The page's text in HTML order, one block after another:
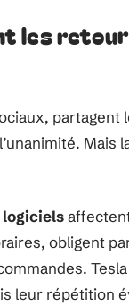
les
partagent
Mais
logiciels
obligent
leur répétition